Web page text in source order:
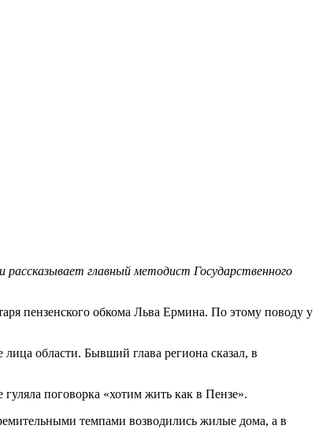
главный методист Государственного
пензенского обкома Льва Ермина. По этому поводу у
области. Бывший глава региона сказал, в
поговорка «хотим жить как в Пензе».
темпами возводились жилые дома, а в